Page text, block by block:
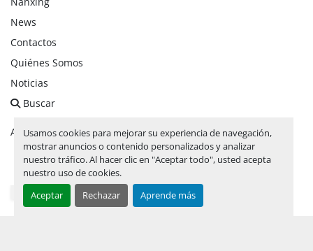
Usamos cookies para mejorar su experiencia de navegación,
mostrar anuncios o contenido personalizados y analizar
nuestro tráfico. Al hacer clic en "Aceptar todo", usted acepta
nuestro uso de cookies.
Aceptar
Rechazar Aprende más
News
Contactos
Quiénes Somos
Noticias
Buscar
Administrar cookies
facebook
linkedininstagram
whatsapp
youtube